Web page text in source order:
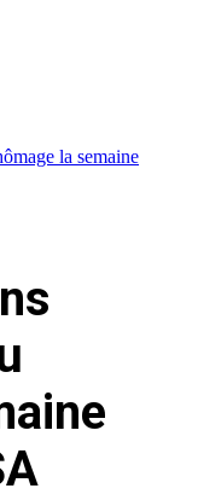
la semaine